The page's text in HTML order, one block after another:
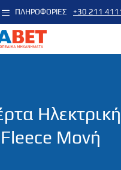
+30 211
ΠΛΗΡΟΦΟΡΙΕΣ
Μονή